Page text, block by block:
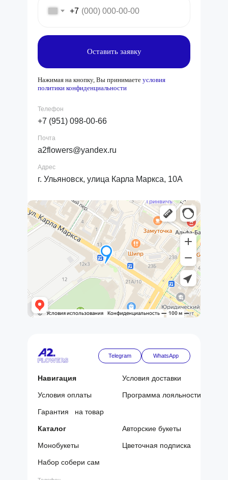
+7
Оставить заявку
Нажимая на кнопку, Вы принимаете условия
политики конфиденциальности
a2flowers@yandex.ru
Почта
г. Ульяновск, улица Карла Маркса, 10А
Адрес
+7 (951) 098-00-66
Телефон
Каталог
Монобукеты
Авторские букеты
Цветочная подписка
Набор собери сам
Программа лояльности
Гарантия на товар
Условия доставки
Условия оплаты
Навигация
WhatsApp
Telegram